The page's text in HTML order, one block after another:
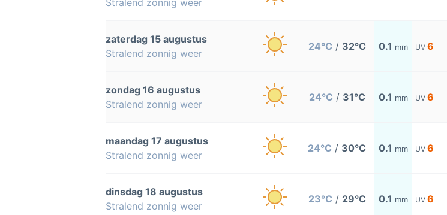
Stralend zonnig weer
zaterdag 15 augustus
Stralend zonnig weer
24°C / 32°C 0.1 mm UV 6
zondag 16 augustus
Stralend zonnig weer
24°C / 31°C 0.1 mm UV 6
maandag 17 augustus
Stralend zonnig weer
24°C / 30°C 0.1 mm UV 6
dinsdag 18 augustus
Stralend zonnig weer
23°C / 29°C 0.1 mm UV 6